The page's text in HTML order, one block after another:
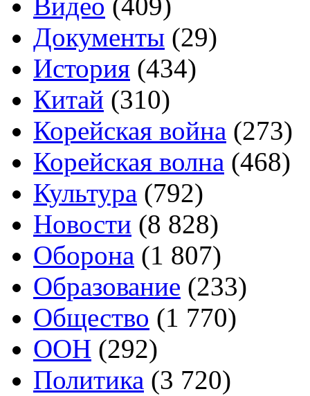
Видео (409)
Документы (29)
История (434)
Китай (310)
Корейская война (273)
Корейская волна (468)
Культура (792)
Новости (8 828)
Оборона (1 807)
Образование (233)
Общество (1 770)
ООН (292)
Политика (3 720)